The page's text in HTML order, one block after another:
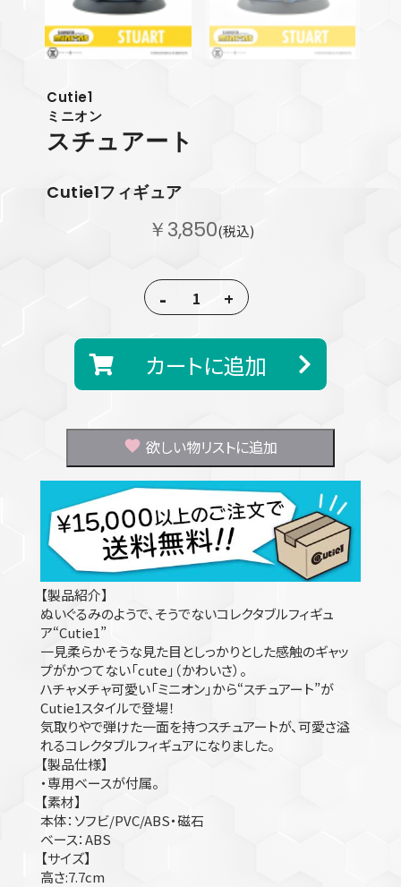
Cutie1
ミニオン
スチュアート
Cutie1フィギュア
￥3,850(税込)
- +
カートに追加
欲しい物リストに追加
【製品紹介】
ぬいぐるみのようで、そうでないコレクタブルフィギュ
ア“Cutie1”
一見柔らかそうな見た目としっかりとした感触のギャッ
プがかつてない「cute」（かわいさ）。
ハチャメチャ可愛い「ミニオン」から“スチュアート”が
Cutie1スタイルで登場！
気取りやで弾けた一面を持つスチュアートが、可愛さ溢
れるコレクタブルフィギュアになりました。
【製品仕様】
・専用ベースが付属。
【素材】
本体：ソフビ/PVC/ABS・磁石
ベース：ABS
【サイズ】
高さ:7.7cm